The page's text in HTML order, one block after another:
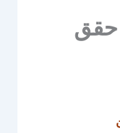
معلمة تحصيلي اون لاين 0548805918 حقق